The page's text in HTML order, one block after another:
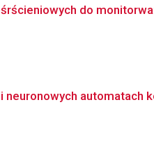
do
automatach